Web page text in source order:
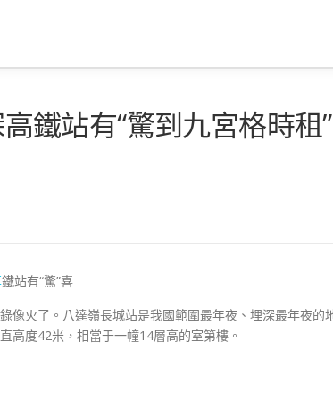
鐵站有“驚到九宮格時租”
鐵站有“驚”喜
像火了。八達嶺長城站是我國範圍最年夜、埋深最年夜的
高度42米，相當于一幢14層高的室第樓。